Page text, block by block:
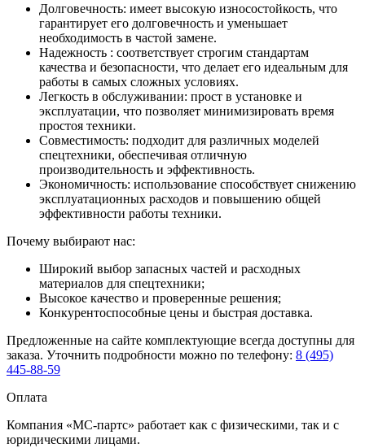
Долговечность: имеет высокую износостойкость, что
гарантирует его долговечность и уменьшает
необходимость в частой замене.
Надежность : соответствует строгим стандартам
качества и безопасности, что делает его идеальным для
работы в самых сложных условиях.
Легкость в обслуживании: прост в установке и
эксплуатации, что позволяет минимизировать время
простоя техники.
Совместимость: подходит для различных моделей
спецтехники, обеспечивая отличную
производительность и эффективность.
Экономичность: использование способствует снижению
эксплуатационных расходов и повышению общей
эффективности работы техники.
Почему выбирают нас:
Широкий выбор запасных частей и расходных
материалов для спецтехники;
Высокое качество и проверенные решения;
Конкурентоспособные цены и быстрая доставка.
Предложенные на сайте комплектующие всегда доступны для
заказа. Уточнить подробности можно по телефону: 8 (495)
445-88-59
Оплата
Компания «МС-партс» работает как с физическими, так и с
юридическими лицами.